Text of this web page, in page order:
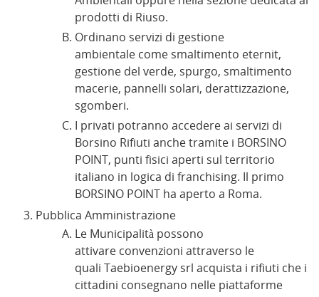
prodotti di Riuso.
Ordinano servizi di gestione
ambientale come smaltimento eternit,
gestione del verde, spurgo, smaltimento
macerie, pannelli solari, derattizzazione,
sgomberi.
I privati potranno accedere ai servizi di
Borsino Rifiuti anche tramite i BORSINO
POINT, punti fisici aperti sul territorio
italiano in logica di franchising. Il primo
BORSINO POINT ha aperto a Roma.
Pubblica Amministrazione
Le Municipalità possono
attivare convenzioni attraverso le
quali Taebioenergy srl acquista i rifiuti che i
cittadini consegnano nelle piattaforme